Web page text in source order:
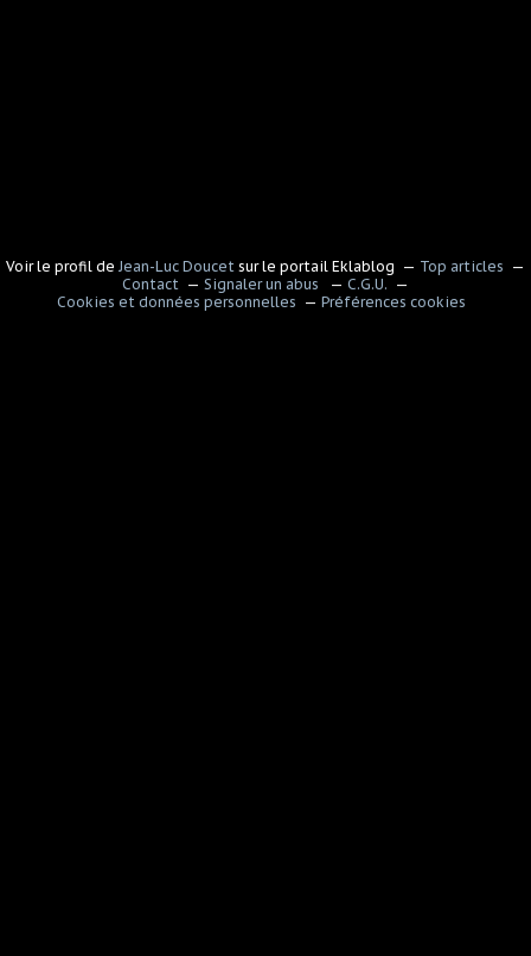
Voir le profil de Jean-Luc Doucet sur le portail Eklablog
Top articles
Contact
Signaler un abus
C.G.U.
Cookies et données personnelles
Préférences cookies